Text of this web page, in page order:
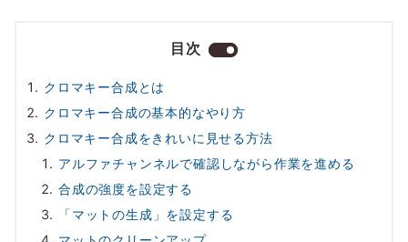
目次
クロマキー合成とは
クロマキー合成の基本的なやり方
クロマキー合成をきれいに見せる方法
アルファチャンネルで確認しながら作業を進める
合成の強度を設定する
「マットの生成」を設定する